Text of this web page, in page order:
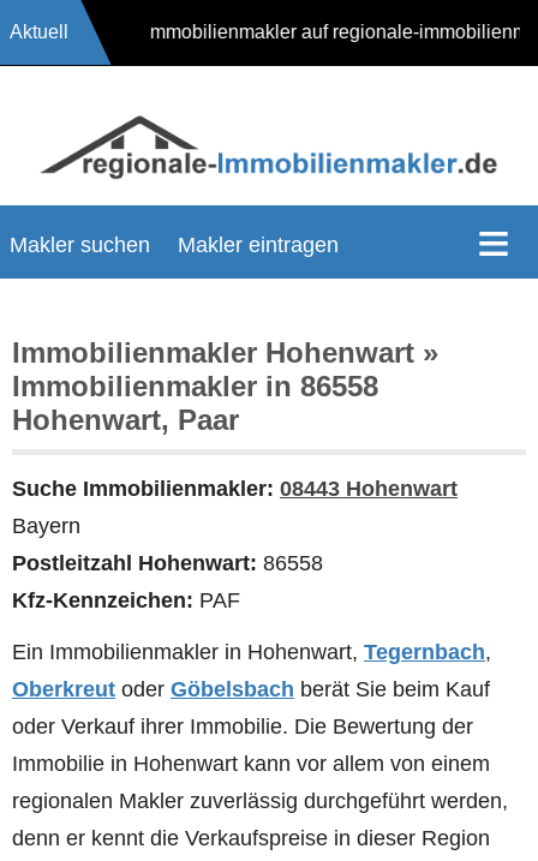
Aktuell 17624 Immobilienmakler auf regionale-
Makler suchen Makler eintragen
Immobilienmakler Hohenwart »
Immobilienmakler in 86558
Hohenwart, Paar
Suche Immobilienmakler: 08443 Hohenwart
Bayern
Postleitzahl Hohenwart: 86558
Kfz-Kennzeichen: PAF
Ein Immobilienmakler in Hohenwart, Tegernbach,
Oberkreut oder Göbelsbach berät Sie beim Kauf
oder Verkauf ihrer Immobilie. Die Bewertung der
Immobilie in Hohenwart kann vor allem von einem
regionalen Makler zuverlässig durchgeführt werden,
denn er kennt die Verkaufspreise in dieser Region